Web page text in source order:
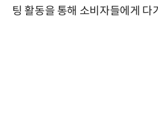
팅 활동을 통해 소비자들에게 다